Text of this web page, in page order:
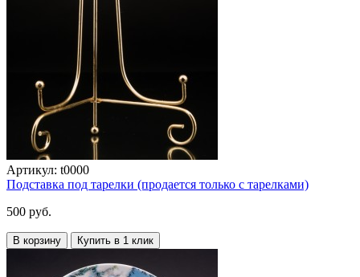
Артикул: t0000
Подставка под тарелки (продается только с тарелками)
500 руб.
В корзину Купить в 1 клик